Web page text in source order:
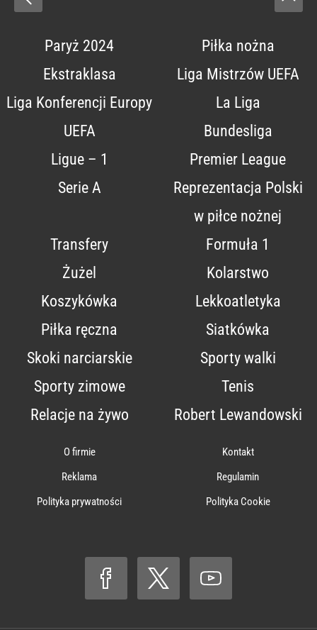
Paryż 2024
Piłka nożna
Ekstraklasa
Liga Mistrzów UEFA
Liga Konferencji Europy
UEFA
La Liga
Bundesliga
Ligue – 1
Premier League
Serie A
Reprezentacja Polski
w piłce nożnej
Transfery
Formuła 1
Żużel
Kolarstwo
Koszykówka
Lekkoatletyka
Piłka ręczna
Siatkówka
Skoki narciarskie
Sporty walki
Sporty zimowe
Tenis
Relacje na żywo
Robert Lewandowski
O firmie
Kontakt
Reklama
Regulamin
Polityka prywatności
Polityka Cookie